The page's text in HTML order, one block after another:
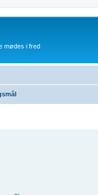
mødes i fred